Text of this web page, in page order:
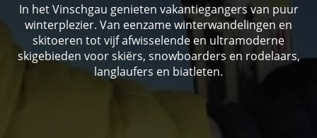
In het Vinschgau genieten vakantiegangers van puur
winterplezier. Van eenzame winterwandelingen en
skitoeren tot vijf afwisselende en ultramoderne
skigebieden voor skiërs, snowboarders en rodelaars,
langlaufers en biatleten.